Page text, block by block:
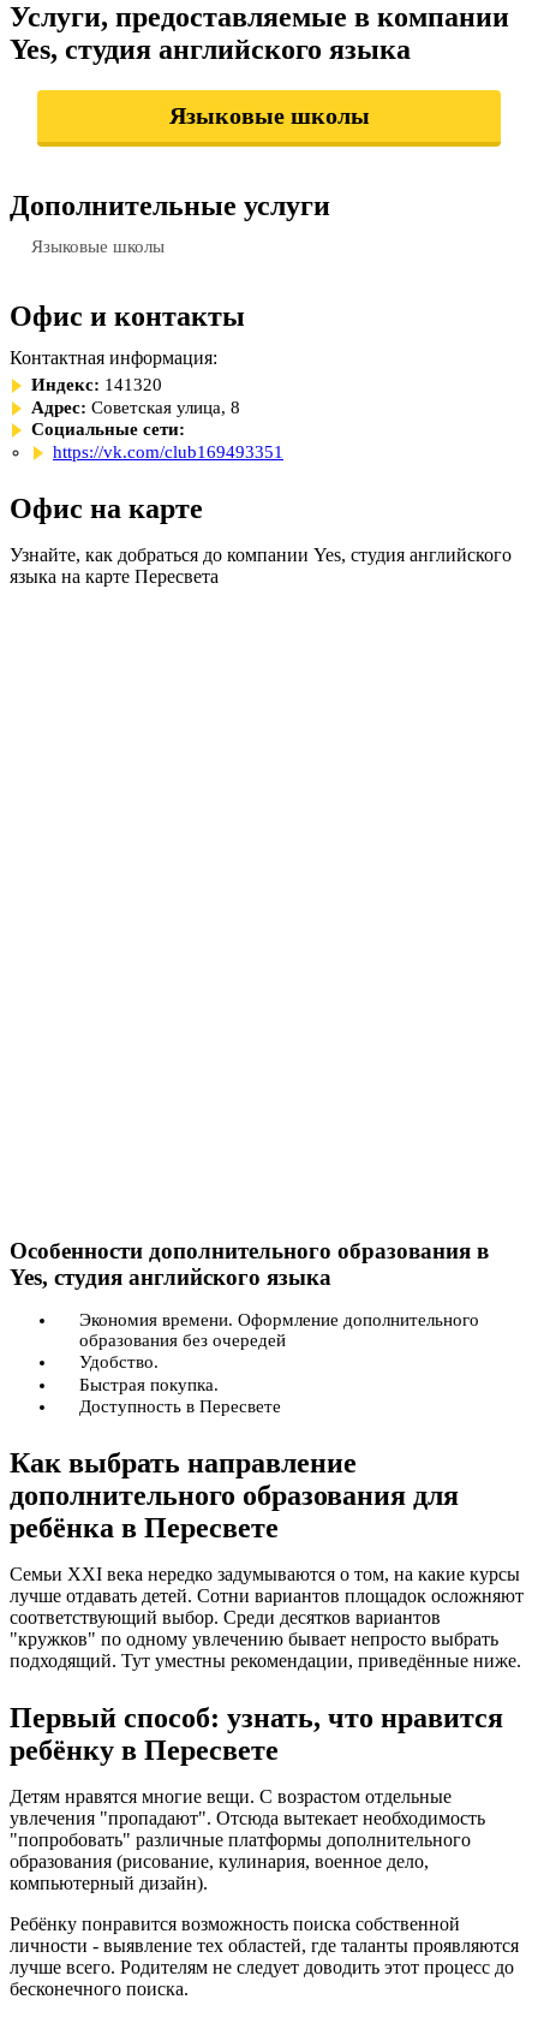
Услуги, предоставляемые в компании
Yes, студия английского языка
Языковые школы
Дополнительные услуги
Языковые школы
Офис и контакты
Контактная информация:
Индекс: 141320
Адрес: Советская улица, 8
Социальные сети:
https://vk.com/club169493351
Офис на карте
Узнайте, как добраться до компании Yes, студия английского
языка на карте Пересвета
Особенности дополнительного образования в
Yes, студия английского языка
Экономия времени. Оформление дополнительного
образования без очередей
Удобство.
Быстрая покупка.
Доступность в Пересвете
Как выбрать направление
дополнительного образования для
ребёнка в Пересвете
Семьи XXI века нередко задумываются о том, на какие курсы
лучше отдавать детей. Сотни вариантов площадок осложняют
соответствующий выбор. Среди десятков вариантов
"кружков" по одному увлечению бывает непросто выбрать
подходящий. Тут уместны рекомендации, приведённые ниже.
Первый способ: узнать, что нравится
ребёнку в Пересвете
Детям нравятся многие вещи. С возрастом отдельные
увлечения "пропадают". Отсюда вытекает необходимость
"попробовать" различные платформы дополнительного
образования (рисование, кулинария, военное дело,
компьютерный дизайн).
Ребёнку понравится возможность поиска собственной
личности - выявление тех областей, где таланты проявляются
лучше всего. Родителям не следует доводить этот процесс до
бесконечного поиска.